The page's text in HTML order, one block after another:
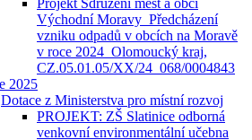
Projekt Sdružení měst a obcí
Východní Moravy_Předcházení
vzniku odpadů v obcích na Moravě
v roce 2024_Olomoucký kraj,
CZ.05.01.05/XX/24_068/0004843
2025
Dotace z Ministerstva pro místní rozvoj
PROJEKT: ZŠ Slatinice odborná
venkovní environmentální učebna